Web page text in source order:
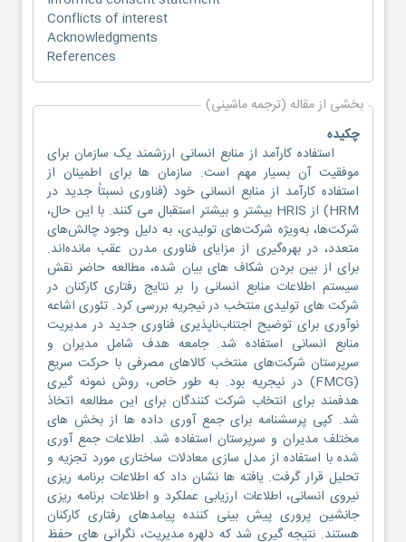
Conflicts of interest
Acknowledgments
References
بخشی از مقاله (ترجمه ماشینی)
چکیده
استفاده کارآمد از منابع انسانی ارزشمند یک سازمان برای
موفقیت آن بسیار مهم است. سازمان ها برای اطمینان از
استفاده کارآمد از منابع انسانی خود (فناوری نسبتاً جدید در
HRM) از HRIS بیشتر و بیشتر استقبال می کنند. با این حال،
شرکت‌ها، به‌ویژه شرکت‌های تولیدی، به دلیل وجود چالش‌های
متعدد، در بهره‌گیری از مزایای فناوری مدرن عقب مانده‌اند.
برای از بین بردن شکاف های بیان شده، مطالعه حاضر نقش
سیستم اطلاعات منابع انسانی را بر نتایج رفتاری کارکنان در
شرکت های تولیدی منتخب در نیجریه بررسی کرد. تئوری اشاعه
نوآوری برای توضیح اجتناب‌ناپذیری فناوری جدید در مدیریت
منابع انسانی استفاده شد. جامعه هدف شامل مدیران و
سرپرستان شرکت‌های منتخب کالاهای مصرفی با حرکت سریع
(FMCG) در نیجریه بود. به طور خاص، روش نمونه گیری
هدفمند برای انتخاب شرکت کنندگان برای این مطالعه اتخاذ
شد. کپی پرسشنامه برای جمع آوری داده ها از بخش های
مختلف مدیران و سرپرستان استفاده شد. اطلاعات جمع آوری
شده با استفاده از مدل سازی معادلات ساختاری مورد تجزیه و
تحلیل قرار گرفت. یافته ها نشان داد که اطلاعات برنامه ریزی
نیروی انسانی، اطلاعات ارزیابی عملکرد و اطلاعات برنامه ریزی
جانشین پروری پیش بینی کننده پیامدهای رفتاری کارکنان
هستند. نتیجه گیری شد که دلهره مدیریت، نگرانی های حفظ